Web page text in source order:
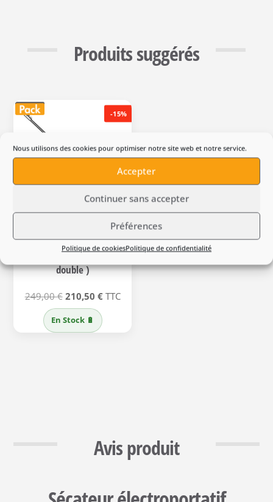
Nous utilisons des cookies pour optimiser notre site web et notre service.
Accepter
Continuer sans accepter
Préférences
Politique de cookiesPolitique de confidentialité
Produits suggérés
-15%
Sécateur à batterie sur
perche ANOVA TPB2801 (
pack 2 batteries + chargeur
double )
249,00€ Le
prix
initial
210,50 €Le
actuel
TTC
En Stock 🔋
Avis produit